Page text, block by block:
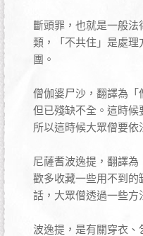
斷頭罪，也就是一般
類，「不共住」是處
團。
僧伽婆尸沙，翻譯為
但已殘缺不全。這時
所以這時候大眾僧要
尼薩耆波逸提，翻譯
歡多收藏一些用不到
話，大眾僧透過一些
波逸提，是有關穿衣